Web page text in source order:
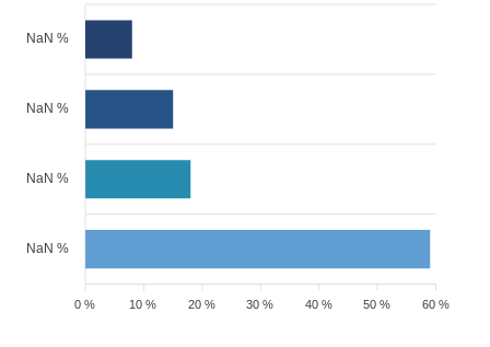
NaN %
NaN %
NaN %
NaN %
60 %
50 %
40 %
30 %
20 %
10 %
0 %